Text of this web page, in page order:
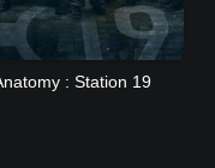
: Station 19